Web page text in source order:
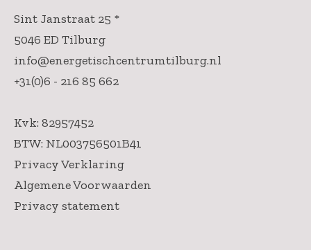
Sint Janstraat 25 *
5046 ED Tilburg
info@energetischcentrumtilburg.nl
+31(0)6 - 216 85 662
Kvk: 82957452
BTW: NL003756501B41
Privacy Verklaring
Algemene Voorwaarden
Privacy statement